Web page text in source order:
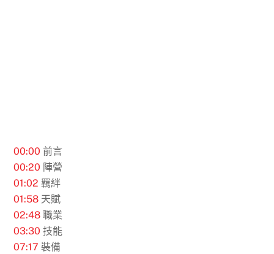
00:00 ​ 前言
00:20 ​ 陣營
01:02 ​ 羈絆
01:58 ​ 天賦
02:48 ​ 職業
03:30 ​ 技能
07:17 裝備